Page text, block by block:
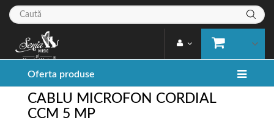
Oferta produse
CABLU MICROFON CORDIAL
CCM 5 MP